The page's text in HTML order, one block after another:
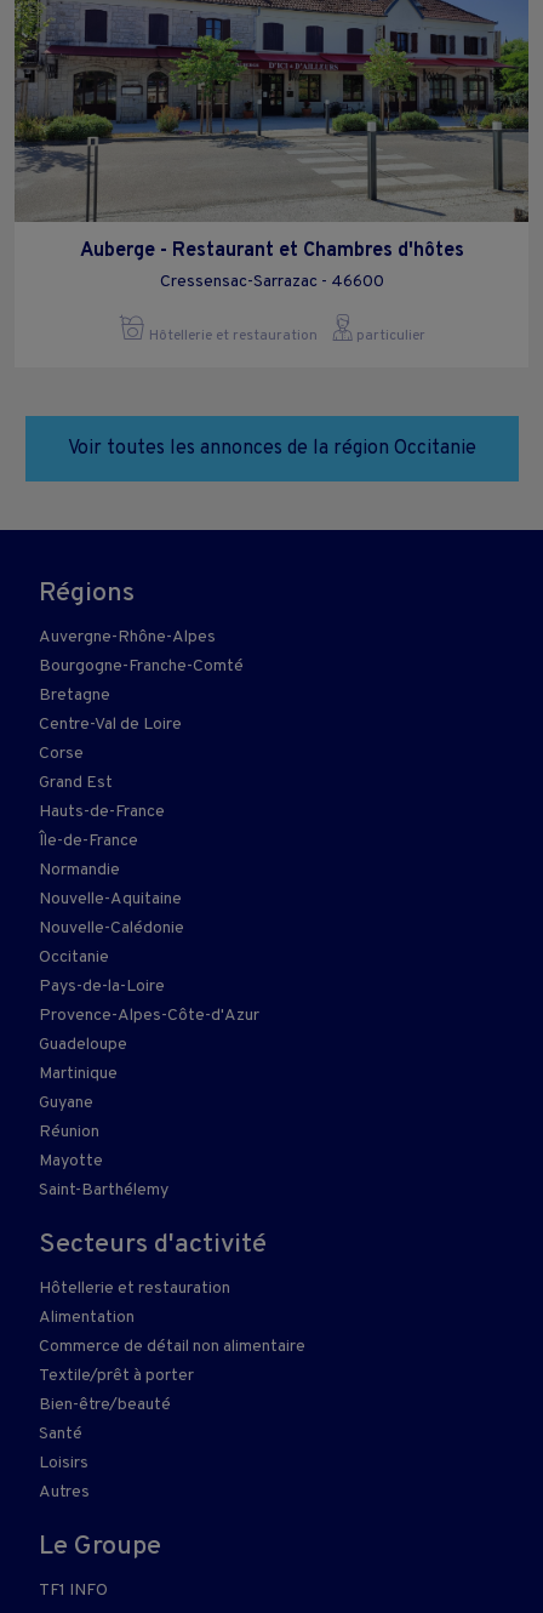
Auberge - Restaurant et Chambres d'hôtes
Cressensac-Sarrazac - 46600
Hôtellerie et restauration particulier
Voir toutes les annonces de la région Occitanie
Régions
Auvergne-Rhône-Alpes
Bourgogne-Franche-Comté
Bretagne
Centre-Val de Loire
Corse
Grand Est
Hauts-de-France
Île-de-France
Normandie
Nouvelle-Aquitaine
Nouvelle-Calédonie
Occitanie
Pays-de-la-Loire
Provence-Alpes-Côte-d'Azur
Guadeloupe
Martinique
Guyane
Réunion
Mayotte
Saint-Barthélemy
Secteurs d'activité
Hôtellerie et restauration
Alimentation
Commerce de détail non alimentaire
Textile/prêt à porter
Bien-être/beauté
Santé
Loisirs
Autres
Le Groupe
TF1 INFO